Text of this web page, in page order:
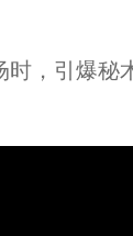
，引爆秘